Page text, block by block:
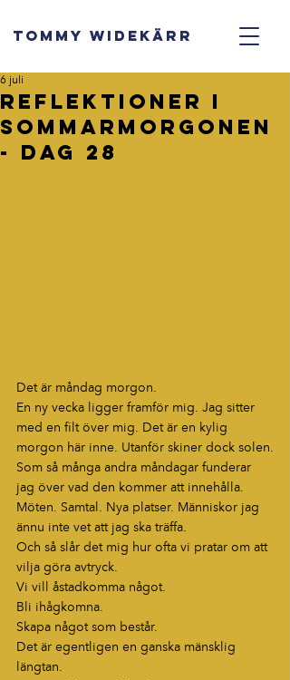
TOMMY WIDEKÄRR
Reflektioner i
sommarmorgonen
- dag 28
6 juli
Det är måndag morgon.
En ny vecka ligger framför mig. Jag sitter
med en filt över mig. Det är en kylig
morgon här inne. Utanför skiner dock solen.
Som så många andra måndagar funderar
jag över vad den kommer att innehålla.
Möten. Samtal. Nya platser. Människor jag
ännu inte vet att jag ska träffa.
Och så slår det mig hur ofta vi pratar om att
vilja göra avtryck.
Vi vill åstadkomma något.
Bli ihågkomna.
Skapa något som består.
Det är egentligen en ganska mänsklig
längtan.